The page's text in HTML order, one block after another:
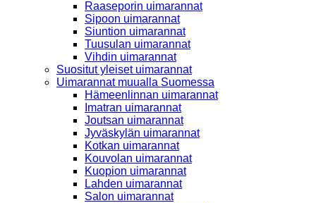
Raaseporin uimarannat
Sipoon uimarannat
Siuntion uimarannat
Tuusulan uimarannat
Vihdin uimarannat
Suositut yleiset uimarannat
Uimarannat muualla Suomessa
Hämeenlinnan uimarannat
Imatran uimarannat
Joutsan uimarannat
Jyväskylän uimarannat
Kotkan uimarannat
Kouvolan uimarannat
Kuopion uimarannat
Lahden uimarannat
Salon uimarannat